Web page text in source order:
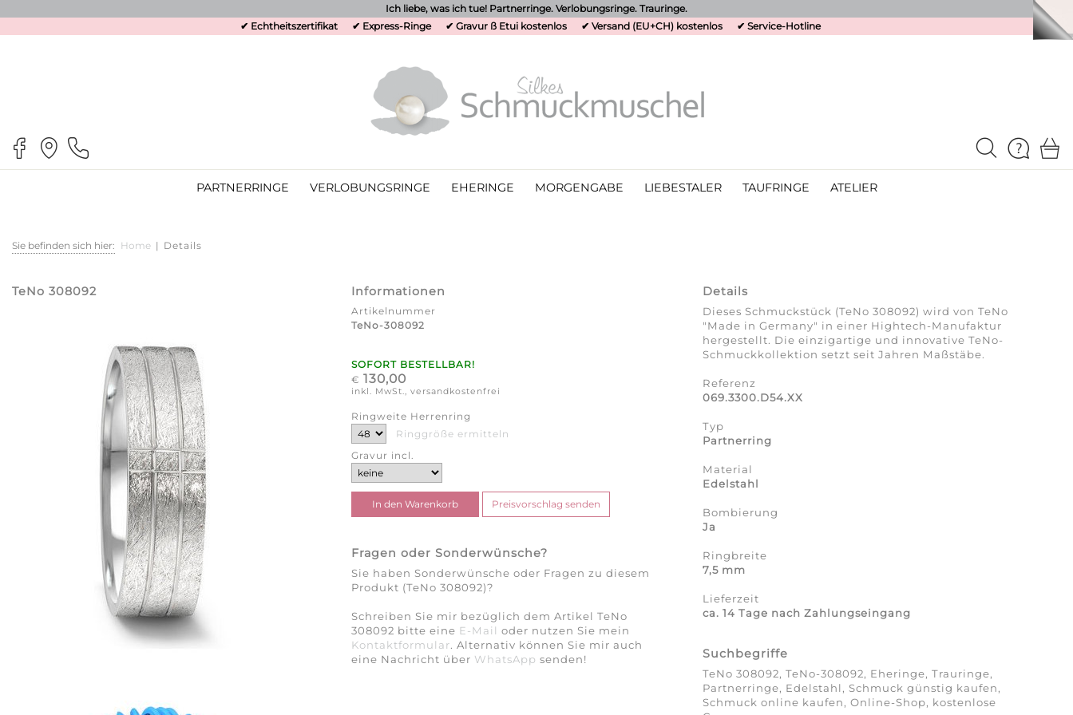
Ich liebe, was ich tue! Partnerringe. Verlobungsringe. Trauringe.
✔ Echtheitszertifikat
✔ Express-Ringe ✔ Gravur ß Etui kostenlos ✔ Versand (EU+CH) kostenlos ✔ Service-Hotline
PARTNERRINGE VERLOBUNGSRINGE EHERINGE MORGENGABE LIEBESTALER TAUFRINGE ATELIER
Sie befinden sich hier: Home | Details
TeNo 308092 Informationen
Artikelnummer
TeNo-308092
SOFORT BESTELLBAR!
€ 130,00
inkl. MwSt., versandkostenfrei
Ringweite Herrenring
Ringgröße ermitteln
Gravur incl.
Fragen oder Sonderwünsche?
Sie haben Sonderwünsche oder Fragen zu diesem
Produkt (TeNo 308092)?
Schreiben Sie mir bezüglich dem Artikel TeNo
308092 bitte eine E-Mail oder nutzen Sie mein
Kontaktformular. Alternativ können Sie mir auch
eine Nachricht über WhatsApp senden!
Details
Dieses Schmuckstück (TeNo 308092) wird von TeNo
"Made in Germany" in einer Hightech-Manufaktur
hergestellt. Die einzigartige und innovative TeNo-
Schmuckkollektion setzt seit Jahren Maßstäbe.
Referenz
069.3300.D54.XX
Typ
Partnerring
Material
Edelstahl
Bombierung
Ja
Ringbreite
7,5 mm
Lieferzeit
ca. 14 Tage nach Zahlungseingang
Suchbegriffe
TeNo 308092, TeNo-308092, Eheringe, Trauringe,
Partnerringe, Edelstahl, Schmuck günstig kaufen,
Schmuck online kaufen, Online-Shop, kostenlose